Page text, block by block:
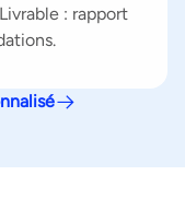
: rapport